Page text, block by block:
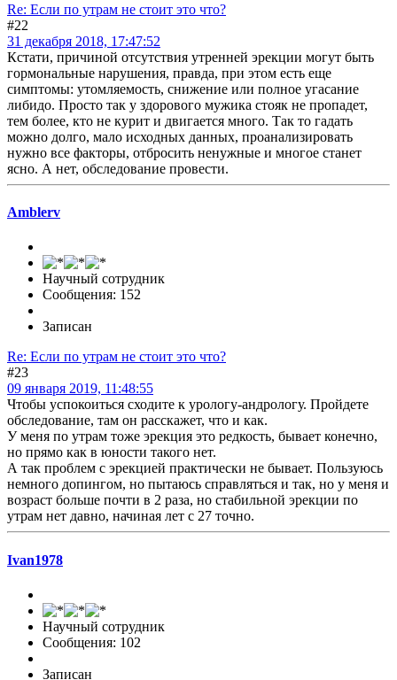
Re: Если по утрам не стоит это что?
#22
31 декабря 2018, 17:47:52
Кстати, причиной отсутствия утренней эрекции могут быть
гормональные нарушения, правда, при этом есть еще
симптомы: утомляемость, снижение или полное угасание
либидо. Просто так у здорового мужика стояк не пропадет,
тем более, кто не курит и двигается много. Так то гадать
можно долго, мало исходных данных, проанализировать
нужно все факторы, отбросить ненужные и многое станет
ясно. А нет, обследование провести.
Amblerv
Научный сотрудник
Сообщения: 152
Записан
Re: Если по утрам не стоит это что?
#23
09 января 2019, 11:48:55
Чтобы успокоиться сходите к урологу-андрологу. Пройдете
обследование, там он расскажет, что и как.
У меня по утрам тоже эрекция это редкость, бывает конечно,
но прямо как в юности такого нет.
А так проблем с эрекцией практически не бывает. Пользуюсь
немного допингом, но пытаюсь справляться и так, но у меня и
возраст больше почти в 2 раза, но стабильной эрекции по
утрам нет давно, начиная лет с 27 точно.
Ivan1978
Научный сотрудник
Сообщения: 102
Записан